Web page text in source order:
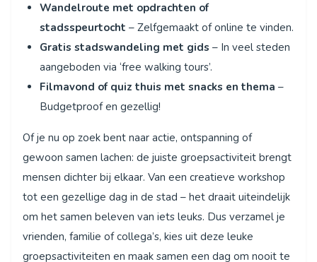
Wandelroute met opdrachten of
stadsspeurtocht – Zelfgemaakt of online te vinden.
Gratis stadswandeling met gids – In veel steden
aangeboden via ‘free walking tours’.
Filmavond of quiz thuis met snacks en thema –
Budgetproof en gezellig!
Of je nu op zoek bent naar actie, ontspanning of
gewoon samen lachen: de juiste groepsactiviteit brengt
mensen dichter bij elkaar. Van een creatieve workshop
tot een gezellige dag in de stad – het draait uiteindelijk
om het samen beleven van iets leuks. Dus verzamel je
vrienden, familie of collega’s, kies uit deze leuke
groepsactiviteiten en maak samen een dag om nooit te